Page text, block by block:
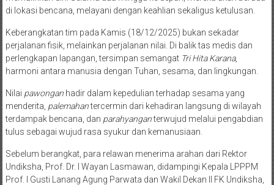
di lokasi bencana, melayani dengan keahlian sekaligus ketulusan.
Keberangkatan tim pada Kamis (18/12/2025) bukan sekadar
perjalanan fisik, melainkan perjalanan nilai. Di balik tas medis dan
perlengkapan lapangan, tersimpan semangatTri Hita Karana,
harmoni antara manusia dengan Tuhan, sesama, dan lingkungan.
Nilai pawonganhadir dalam kepedulian terhadap sesama yang
menderita, palemahantercermin dari kehadiran langsung di wilayah
terdampak bencana, dan parahyanganterwujud melalui pengabdian
tulus sebagai wujud rasa syukur dan kemanusiaan.
Sebelum berangkat, para relawan menerima arahan dari Rektor
Undiksha, Prof. Dr. I Wayan Lasmawan, didampingi Kepala LPPPM
Prof. I Gusti Lanang Agung Parwata dan Wakil Dekan II FK Undiksha,